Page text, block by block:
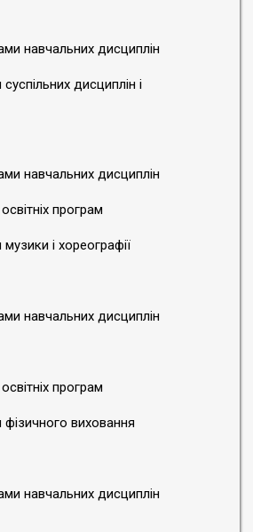
навчальних дисциплін
дисциплін і
навчальних дисциплін
програм
і хореографії
навчальних дисциплін
програм
фізичного виховання
навчальних дисциплін